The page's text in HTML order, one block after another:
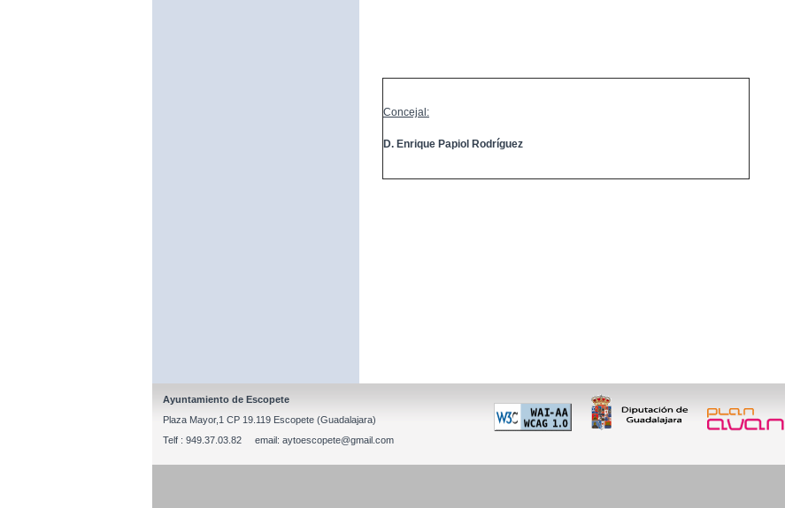
Concejal:
D. Enrique Papiol Rodríguez
Ayuntamiento de Escopete
Plaza Mayor,1 CP 19.119 Escopete (Guadalajara)
Telf : 949.37.03.82 email: aytoescopete@gmail.com